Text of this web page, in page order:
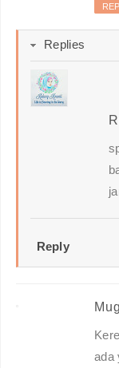
Replies
Reply
ada